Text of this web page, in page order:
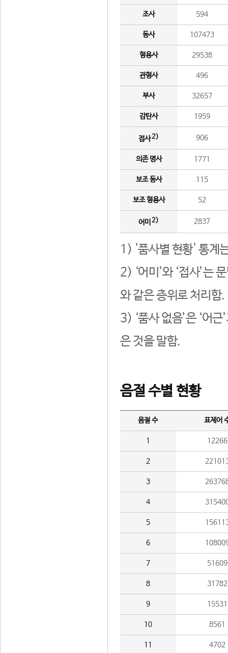
조사 594
동사 107473
형용사 29538
관형사 496
부사 32657
감탄사 1959
접사2) 906
의존 명사 1771
보조 동사 115
보조 형용사 52
어미 2) 2837
1) '품사별 현황' 통계
2) ‘어미’와 ‘접사’는
와 같은 층위로 처리함.
3) ‘품사 없음’은 ‘어
은 것을 말함.
음절 수별 현황
음절 수 표제어
1 12266
2
3
4
5
6
7 51609
8 31782
9 15531
10 8561
11 4702